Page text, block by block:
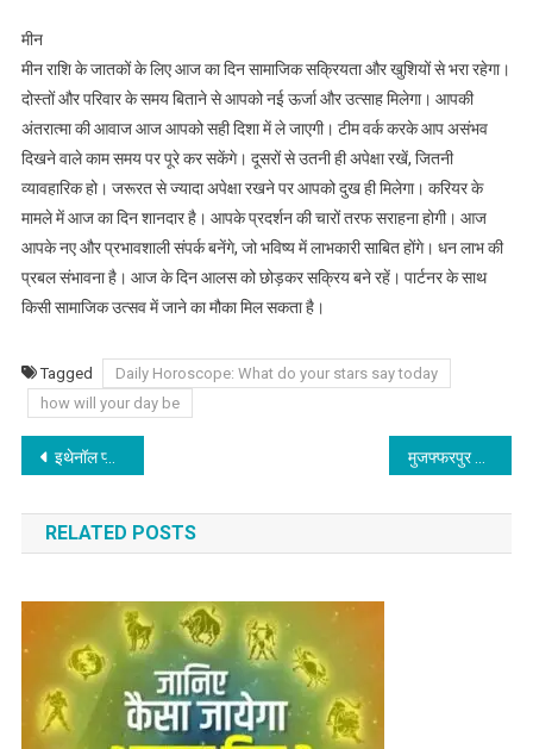
मीन
मीन राशि के जातकों के लिए आज का दिन सामाजिक सक्रियता और खुशियों से भरा रहेगा।
दोस्तों और परिवार के समय बिताने से आपको नई ऊर्जा और उत्साह मिलेगा। आपकी
अंतरात्मा की आवाज आज आपको सही दिशा में ले जाएगी। टीम वर्क करके आप असंभव
दिखने वाले काम समय पर पूरे कर सकेंगे। दूसरों से उतनी ही अपेक्षा रखें, जितनी
व्यावहारिक हो। जरूरत से ज्यादा अपेक्षा रखने पर आपको दुख ही मिलेगा। करियर के
मामले में आज का दिन शानदार है। आपके प्रदर्शन की चारों तरफ सराहना होगी। आज
आपके नए और प्रभावशाली संपर्क बनेंगे, जो भविष्य में लाभकारी साबित होंगे। धन लाभ की
प्रबल संभावना है। आज के दिन आलस को छोड़कर सक्रिय बने रहें। पार्टनर के साथ
किसी सामाजिक उत्सव में जाने का मौका मिल सकता है।
Tagged
Daily Horoscope: What do your stars say today
how will your day be
Post
navigation
इथेनॉल प्लांट को बंद नहीं होने देगी सरकार, बातचीत के लिए CM नीतीश जाएंगे दिल्ली मुजफ्फरपुर में विमान सेवा शुरू करने की दिशा में बड़ा कदम, रनवे निर्माण के लिए टेंडर जारी
RELATED POSTS